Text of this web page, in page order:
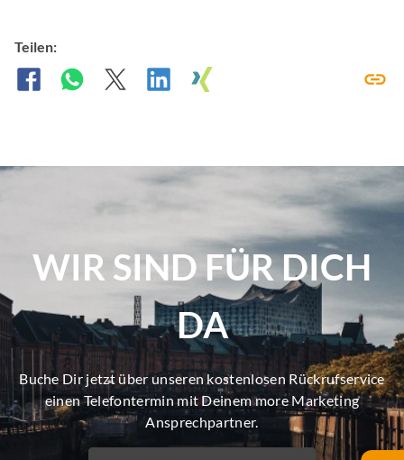
Teilen:
WIR SIND FÜR DICH
DA
Buche Dir jetzt über unseren kostenlosen Rückrufservice
einen Telefontermin mit Deinem more Marketing
Ansprechpartner.